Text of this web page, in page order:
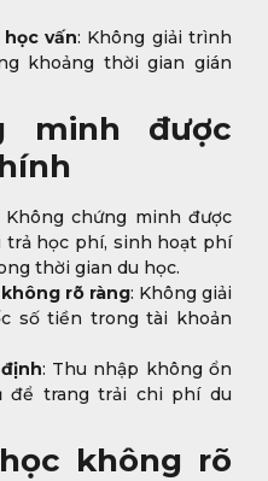
vấn: Không giải trình
khoảng thời gian gián
minh được
Không chứng minh được
trả học phí, sinh hoạt phí
thời gian du học.
rõ ràng: Không giải
số tiền trong tài khoản
: Thu nhập không ổn
để trang trải chi phí du
không rõ